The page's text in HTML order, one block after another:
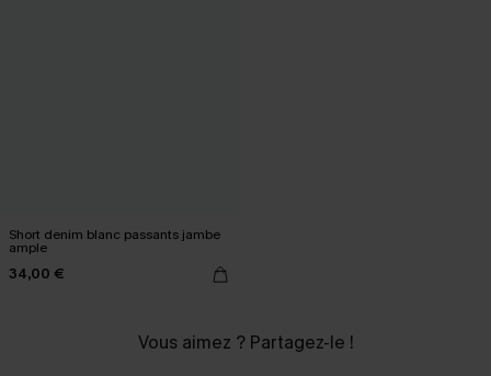
Short denim blanc passants jambe
ample
34,00 €
Vous aimez ? Partagez-le !